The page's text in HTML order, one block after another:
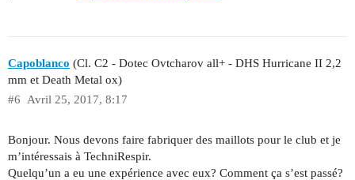
Capoblanco (Cl. C2 - Dotec Ovtcharov all+ - DHS Hurricane II 2,2
mm et Death Metal ox)
Avril 25, 2017, 8:17
#6
Bonjour. Nous devons faire fabriquer des maillots pour le club et je
m’intéressais à TechniRespir.
Quelqu’un a eu une expérience avec eux? Comment ça s’est passé?